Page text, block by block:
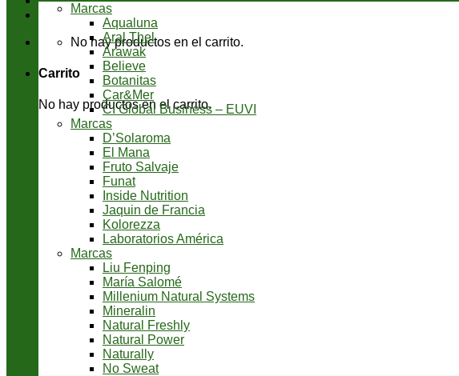
No hay productos en el carrito.
Carrito
No hay productos en el carrito.
Marcas
Aqualuna
Aral Thel
Arawak
Believe
Botanitas
Car&Mer
CI Global Business – EUVI
Marcas
D’Solaroma
El Mana
Fruto Salvaje
Funat
Inside Nutrition
Jaquin de Francia
Kolorezza
Laboratorios América
Marcas
Liu Fenping
María Salomé
Millenium Natural Systems
Mineralin
Natural Freshly
Natural Power
Naturally
No Sweat